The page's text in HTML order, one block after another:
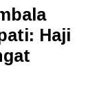
Haji